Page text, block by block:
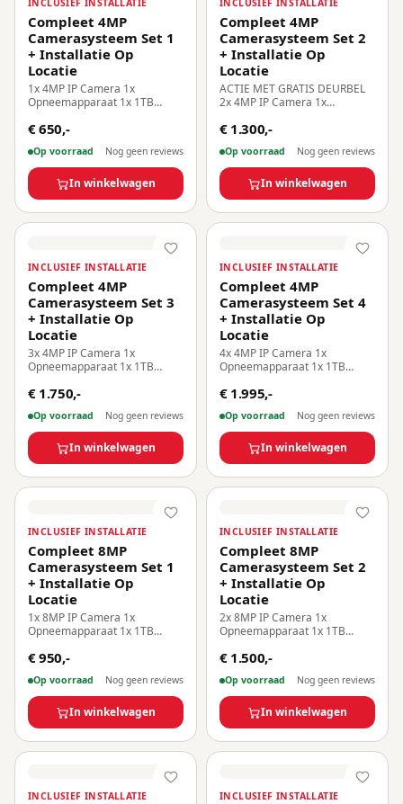
INCLUSIEF INSTALLATIE
Compleet 4MP
Camerasysteem Set 1
+ Installatie Op
Locatie
1x 4MP IP Camera 1x
Opneemapparaat 1x 1TB
Installatie Op Locatie!
€ 650,-
Op voorraad Nog geen reviews
In winkelwagen
INCLUSIEF INSTALLATIE
Compleet 4MP
Camerasysteem Set 2
+ Installatie Op
Locatie
ACTIE MET GRATIS DEURBEL
2x 4MP IP Camera 1x
Harde Schijf Inclusief
€ 1.300,-
Op voorraad Nog geen reviews
In winkelwagen
INCLUSIEF INSTALLATIE
Compleet 4MP
Camerasysteem Set 3
+ Installatie Op
Locatie
3x 4MP IP Camera 1x
Opneemapparaat 1x 1TB
Installatie Op Locatie!
€ 1.750,-
Op voorraad Nog geen reviews
In winkelwagen
INCLUSIEF INSTALLATIE
Compleet 4MP
Camerasysteem Set 4
+ Installatie Op
Locatie
4x 4MP IP Camera 1x
Opneemapparaat 1x 1TB
Installatie Op Locatie!
€ 1.995,-
Op voorraad Nog geen reviews
In winkelwagen
INCLUSIEF INSTALLATIE
Compleet 8MP
Camerasysteem Set 1
+ Installatie Op
Locatie
1x 8MP IP Camera 1x
Opneemapparaat 1x 1TB
Installatie Op Locatie!
€ 950,-
Op voorraad Nog geen reviews
In winkelwagen
INCLUSIEF INSTALLATIE
Compleet 8MP
Camerasysteem Set 2
+ Installatie Op
Locatie
2x 8MP IP Camera 1x
Opneemapparaat 1x 1TB
Installatie Op Locatie!
€ 1.500,-
Op voorraad Nog geen reviews
In winkelwagen
INCLUSIEF INSTALLATIE INCLUSIEF INSTALLATIE